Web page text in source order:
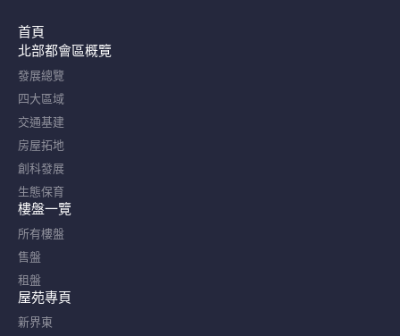
首頁
北部都會區概覽​
發展總覽
四大區域
交通基建
房屋拓地
創科發展
生態保育
樓盤一覽
所有樓盤
售盤
租盤
屋苑專頁
新界東